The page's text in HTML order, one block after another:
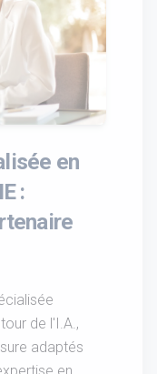
en
:
de l'I.A.,
adaptés